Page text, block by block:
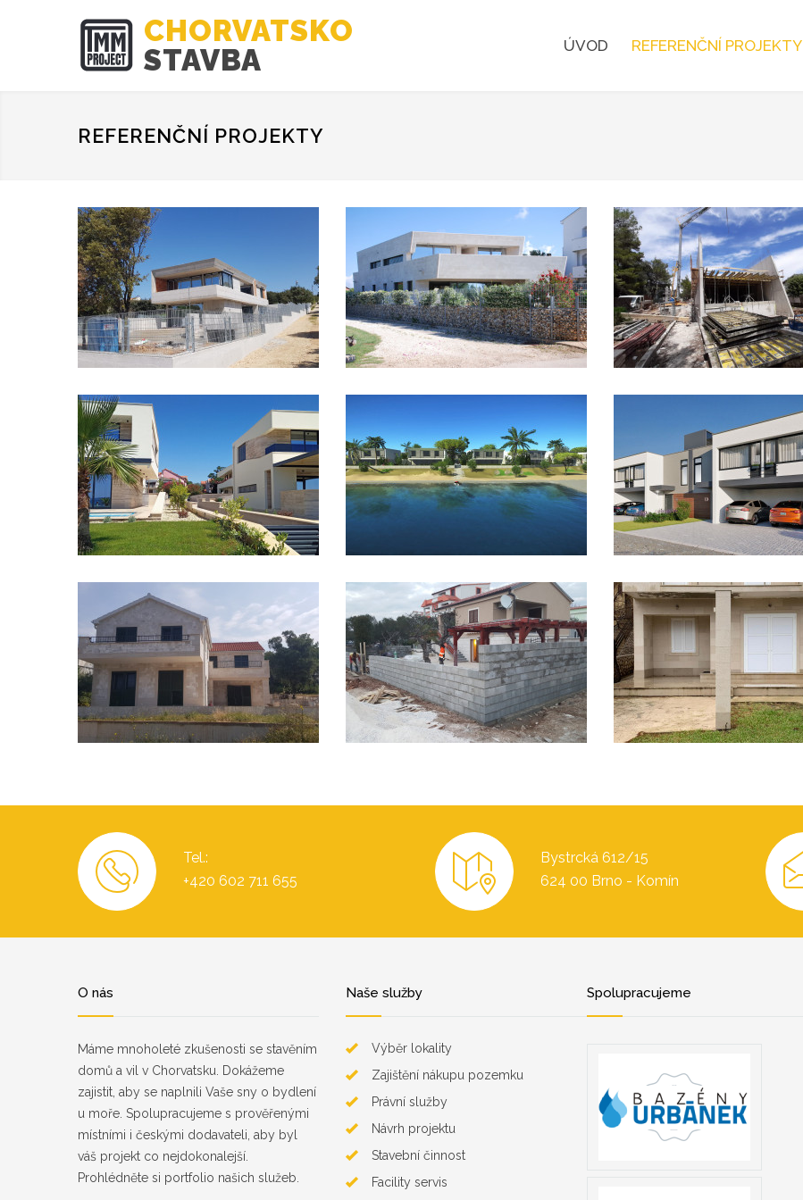
CHORVATSKO
STAVBA
ÚVOD REFERENČNÍ PROJEKTY
REFERENČNÍ PROJEKTY
UKÁZAT PROJEKT
Vila Sukošan
UKÁZAT PROJEKT
Projekt u Zadaru
UKÁZAT PROJEKT
Projekt 4 moderních vil
UKÁZAT PROJEKT
Sand Beach Villas Privlaka
UKÁZAT PROJEKT
Luxusní dvojdomek Nin
UKÁZAT PROJEKT
Kamenný dům
UKÁZAT PROJEKT
Rekonstrukce Bibinje
UKÁZAT PROJEKT
Rekonstrukce Ražanac
UKÁZAT PROJEKT
Tel.:
+420 602 711 655
Bystrcká 612/15
624 00 Brno - Komín
O nás
Máme mnoholeté zkušenosti se stavěním
domů a vil v Chorvatsku. Dokážeme
zajistit, aby se naplnili Vaše sny o bydlení
u moře. Spolupracujeme s prověřenými
místními i českými dodavateli, aby byl
váš projekt co nejdokonalejší.
Prohlédněte si portfolio našich služeb.
Naše služby
Výběr lokality
Zajištění nákupu pozemku
Právní služby
Návrh projektu
Stavební činnost
Facility servis
Spolupracujeme